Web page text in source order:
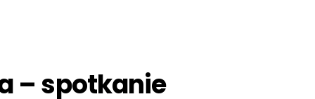
– spotkanie